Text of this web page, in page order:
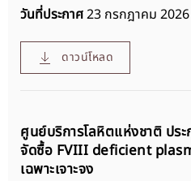
วันที่ประกาศ23 กรกฎาคม 2026
ดาวน์โหลด
ศูนย์บริการโลหิตแห่งชาติ ปร
จัดซื้อ FVIII deficient
เฉพาะเจาะจง